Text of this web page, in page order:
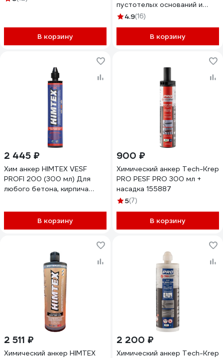
В корзину
пустотелых оснований и
бетона + 1 насадка
4.9(16)
В корзину
2 445 ₽
Хим анкер HIMTEX VESF
PROFI 200 (300 мл) Для
любого бетона, кирпича
В корзину
900 ₽
Химический анкер Tech-Krep
PRO PESF PRO 300 мл +
насадка 155887
5(7)
В корзину
2 511 ₽
Химический анкер HIMTEX
2 200 ₽
Химический анкер Tech-Krep